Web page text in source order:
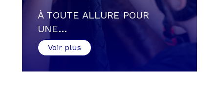
À TOUTE ALLURE POUR
UNE…
Voir plus